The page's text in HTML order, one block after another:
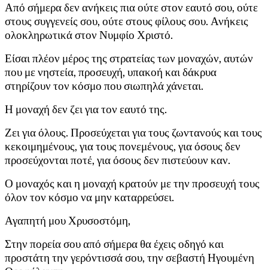
Από σήμερα δεν ανήκεις πια ούτε στον εαυτό σου, ούτε
στους συγγενείς σου, ούτε στους φίλους σου. Ανήκεις
ολοκληρωτικά στον Νυμφίο Χριστό.
Είσαι πλέον μέρος της στρατείας των μοναχών, αυτών
που με νηστεία, προσευχή, υπακοή και δάκρυα
στηρίζουν τον κόσμο που σιωπηλά χάνεται.
Η μοναχή δεν ζει για τον εαυτό της.
Ζει για όλους. Προσεύχεται για τους ζωντανούς και τους
κεκοιμημένους, για τους πονεμένους, για όσους δεν
προσεύχονται ποτέ, για όσους δεν πιστεύουν καν.
Ο μοναχός και η μοναχή κρατούν με την προσευχή τους
όλον τον κόσμο να μην καταρρεύσει.
Αγαπητή μου Χρυσοστόμη,
Στην πορεία σου από σήμερα θα έχεις οδηγό και
προστάτη την γερόντισσά σου, την σεβαστή Ηγουμένη